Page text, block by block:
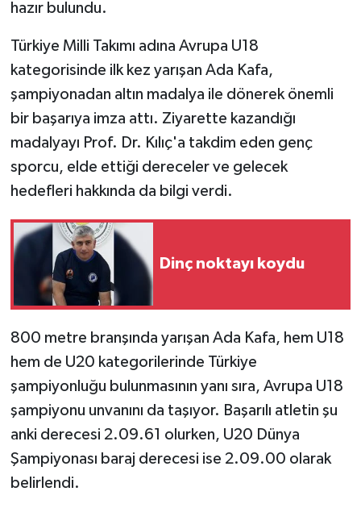
hazır bulundu.
Türkiye Milli Takımı adına Avrupa U18
kategorisinde ilk kez yarışan Ada Kafa,
şampiyonadan altın madalya ile dönerek önemli
bir başarıya imza attı. Ziyarette kazandığı
madalyayı Prof. Dr. Kılıç'a takdim eden genç
sporcu, elde ettiği dereceler ve gelecek
hedefleri hakkında da bilgi verdi.
Dinç noktayı koydu
800 metre branşında yarışan Ada Kafa, hem U18
hem de U20 kategorilerinde Türkiye
şampiyonluğu bulunmasının yanı sıra, Avrupa U18
şampiyonu unvanını da taşıyor. Başarılı atletin şu
anki derecesi 2.09.61 olurken, U20 Dünya
Şampiyonası baraj derecesi ise 2.09.00 olarak
belirlendi.
ÖZEL HABER
SAĞLIK
SİYASET
SPOR
TATLISU
TEKNOLOJİ
TİCARET
YAŞAM